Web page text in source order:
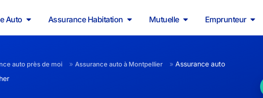
Auto Assurance Habitation Mutuelle Emprunteur
auto près de moi » Assurance auto à Montpellier » Assurance auto